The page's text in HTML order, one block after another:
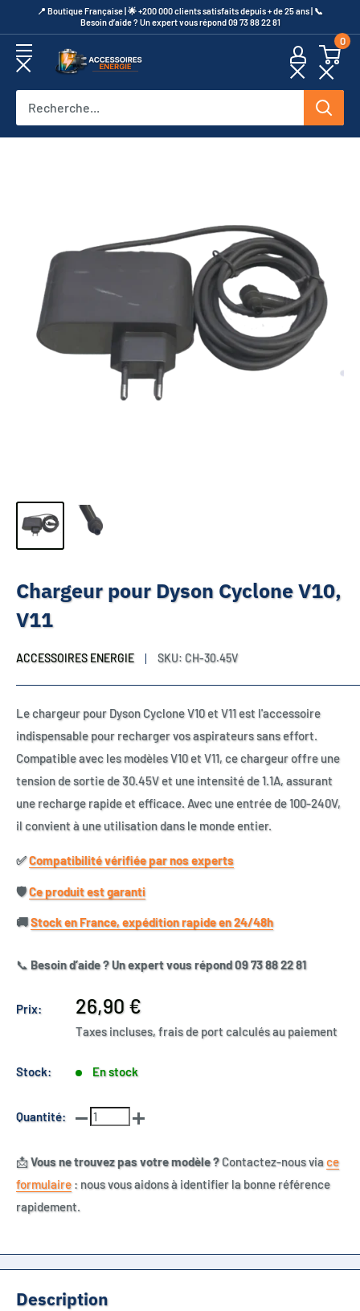
au
contenu
​📍​ Boutique Française | 🌟 +200 000 clients satisfaits depuis + de 25 ans | 📞​
Besoin d’aide ? Un expert vous répond 09 73 88 22 81
Accessoires
0
Chargeur pour Dyson Cyclone V10,
V11
ACCESSOIRES ENERGIE SKU: CH-30.45V
Le chargeur pour Dyson Cyclone V10 et V11 est l'accessoire
indispensable pour recharger vos aspirateurs sans effort.
Compatible avec les modèles V10 et V11, ce chargeur offre une
tension de sortie de 30.45V et une intensité de 1.1A, assurant
une recharge rapide et efficace. Avec une entrée de 100-240V,
il convient à une utilisation dans le monde entier.
✅​Compatibilité vérifiée par nos experts
🛡️​Ce produit est garanti
🚚​Stock en France, expédition rapide en 24/48h
📞 Besoin d’aide ? Un expert vous répond 09 73 88 22 81
Prix:
Prix
réduit
26,90 €
Taxes incluses, frais de port calculés au paiement
Stock: En stock
Quantité:
📩Vous ne trouvez pas votre modèle ?Contactez-nous viace
formulaire : nous vous aidons à identifier la bonne référence
rapidement.
Description